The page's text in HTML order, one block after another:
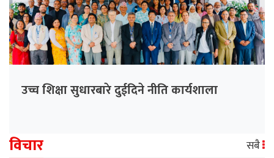
उच्च शिक्षा सुधारबारे दुईदिने नीति कार्यशाला
विचार सबै